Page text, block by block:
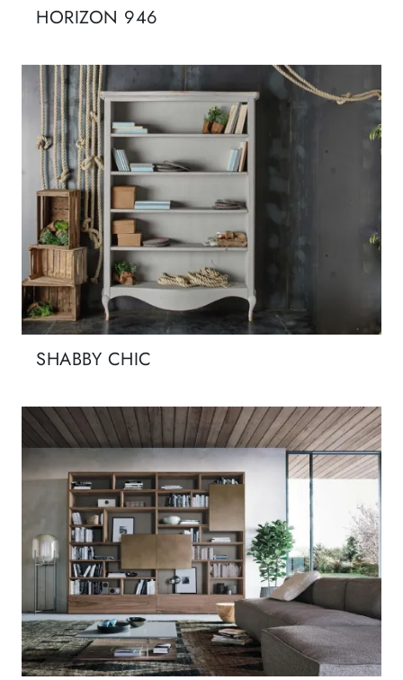
HORIZON 946
SHABBY CHIC